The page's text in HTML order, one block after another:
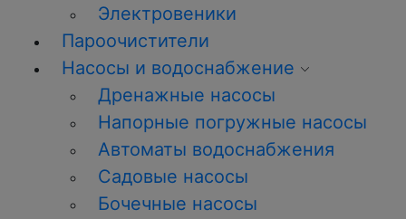
Электровеники
Пароочистители
Насосы и водоснабжение
Дренажные насосы
Напорные погружные насосы
Автоматы водоснабжения
Садовые насосы
Бочечные насосы